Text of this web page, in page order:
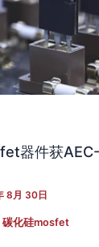
器件获
8月 30日
碳化硅mosfet